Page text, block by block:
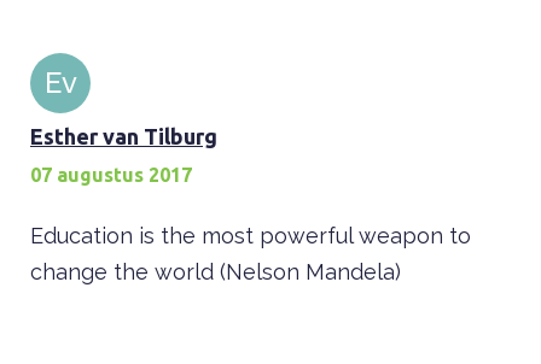
Ev
Esther van Tilburg
07 augustus 2017
Education is the most powerful weapon to
change the world (Nelson Mandela)